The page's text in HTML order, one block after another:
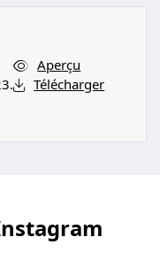
Aperçu
Télécharger